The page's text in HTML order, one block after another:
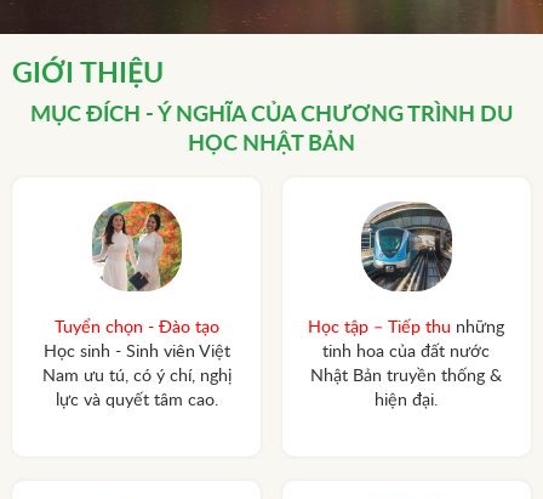
GIỚI THIỆU
MỤC ĐÍCH - Ý NGHĨA CỦA CHƯƠNG TRÌNH
DU
HỌC NHẬT BẢN
Tuyển chọn - Đào tạo
Học sinh - Sinh viên Việt
Nam ưu tú, có ý chí, nghị
lực và quyết tâm cao.
Học tập – Tiếp thu những
tinh hoa của đất nước
Nhật Bản truyền thống &
hiện đại.